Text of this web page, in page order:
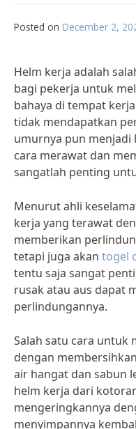
Posted on December 2,
Helm kerja adalah
bagi pekerja untuk
bahaya di tempat
tidak mendapatkan
umurnya pun menjadi
cara merawat dan
sangatlah penting
Menurut ahli
kerja yang terawat
memberikan
tetapi juga akan togel
tentu saja sangat
rusak atau aus dapat
perlindungannya.
Salah satu cara untuk
dengan
air hangat dan sabun
helm kerja dari
mengeringkannya
menyimpannya